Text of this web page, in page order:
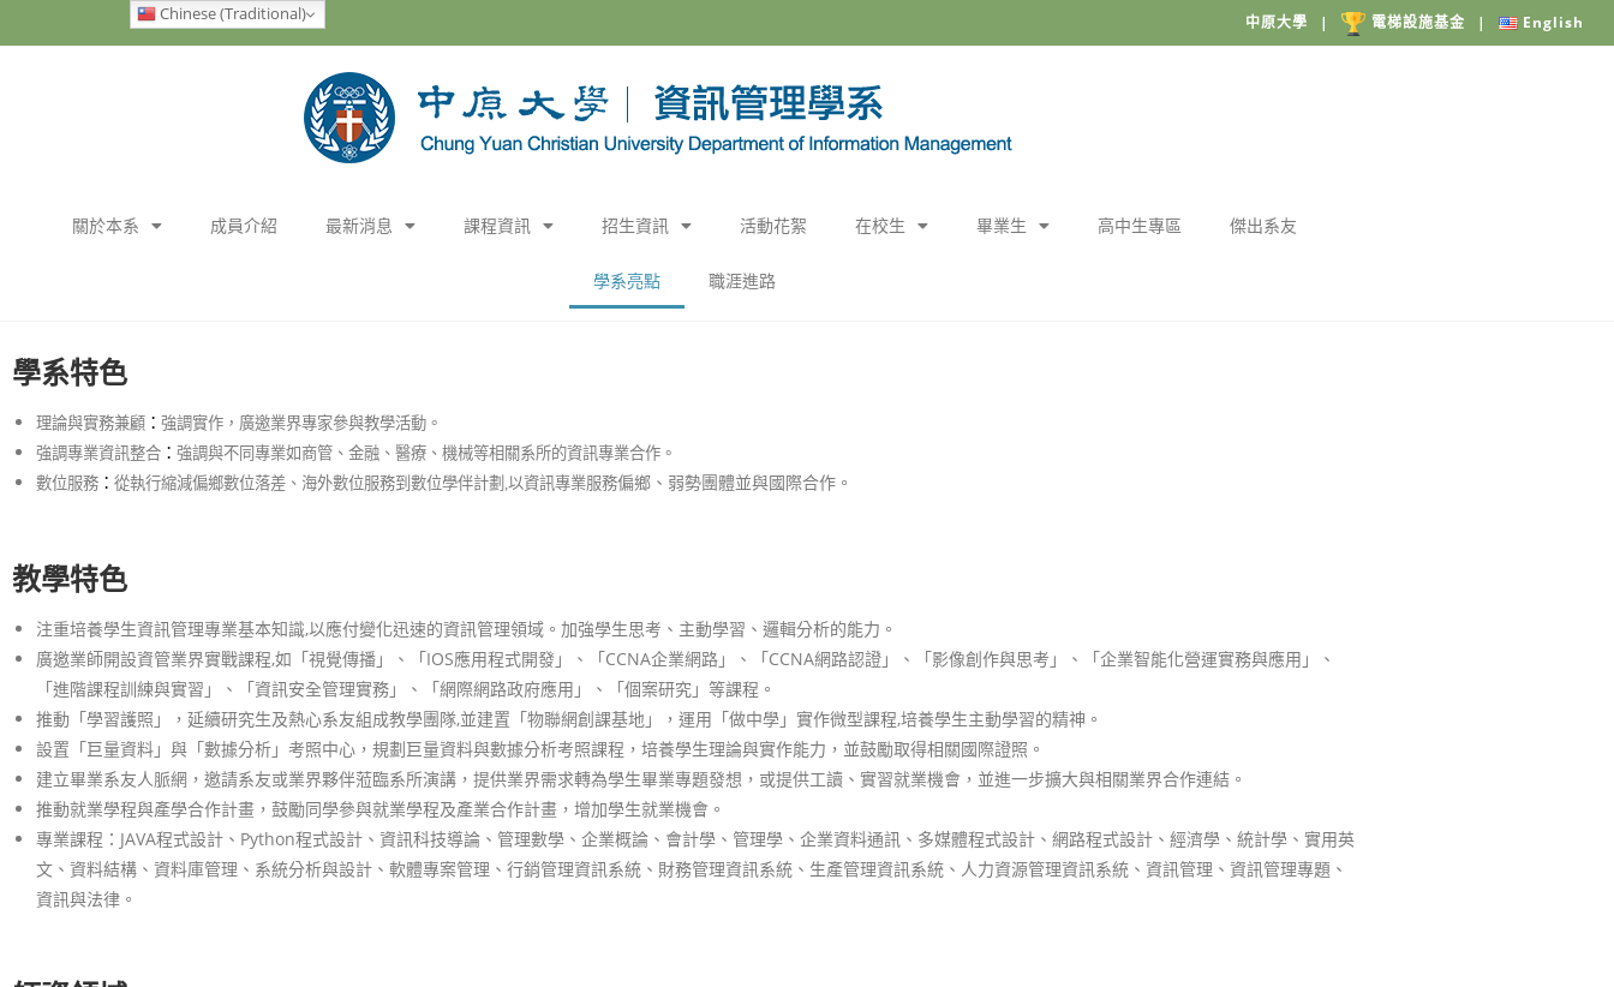
中原大學 | 電梯設施基金 | English
關於本系 成員介紹 最新消息 課程資訊 招生資訊 活動花絮 在校生 畢業生 高中生專區 傑出系友
學系亮點 職涯進路
學系特色
理論與實務兼顧 ： 強調實作 ， 廣邀業界專家參與教學活動。
強調專業資訊整合 ： 強調與不同專業如商管、金融、醫療、機械等相關系所的資訊專業合作。
數位服務 ： 從執行縮減偏鄉數位落差、海外數位服務到數位學伴計劃 以資訊專業服務偏鄉、弱勢團體並與國際合作。
教學特色
注重培養學生資訊管理專業基本知識,以應付變化迅速的資訊管理領域。加強學生思考、主動學習、邏輯分析的能力。
廣邀業師開設資管業界實戰課程,如「視覺傳播」、「IOS應用程式開發」、「CCNA企業網路」、「CCNA網路認證」、「影像創作與思考」、「企業智能化營運實務與應用」、
「進階課程訓練與實習」、「資訊安全管理實務」、「網際網路政府應用」、「個案研究」等課程。
推動「學習護照」，延續研究生及熱心系友組成教學團隊,並建置「物聯網創課基地」，運用「做中學」實作微型課程,培養學生主動學習的精神。
設置「巨量資料」與「數據分析」考照中心，規劃巨量資料與數據分析考照課程，培養學生理論與實作能力，並鼓勵取得相關國際證照。
建立畢業系友人脈網，邀請系友或業界夥伴蒞臨系所演講，提供業界需求轉為學生畢業專題發想，或提供工讀、實習就業機會，並進一步擴大與相關業界合作連結。
推動就業學程與產學合作計畫，鼓勵同學參與就業學程及產業合作計畫，增加學生就業機會。
專業課程：JAVA程式設計、Python程式設計、資訊科技導論、管理數學、企業概論、會計學、管理學、企業資料通訊、多媒體程式設計、網路程式設計、經濟學、統計學、實用英
文、資料結構、資料庫管理、系統分析與設計、軟體專案管理、行銷管理資訊系統、財務管理資訊系統、生產管理資訊系統、人力資源管理資訊系統、資訊管理、資訊管理專題、
資訊與法律。
Chinese (Traditional)